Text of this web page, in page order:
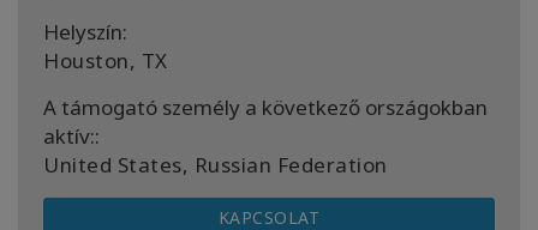
Helyszín:
Houston, TX
A támogató személy a következő országokban
aktív::
United States, Russian Federation
KAPCSOLAT